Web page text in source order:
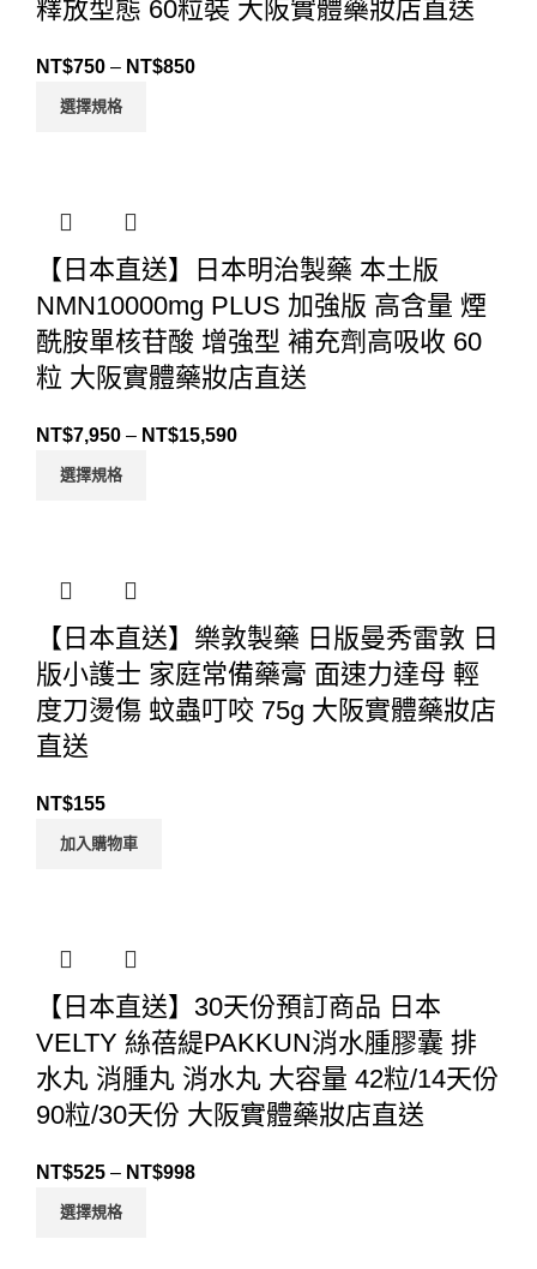
釋放型態 60粒裝 大阪實體藥妝店直送
NT$750 – NT$850
選擇規格
【日本直送】日本明治製藥 本土版
NMN10000mg PLUS 加強版 高含量 煙
酰胺單核苷酸 增強型 補充劑高吸收 60
粒 大阪實體藥妝店直送
NT$7,950 – NT$15,590
選擇規格
【日本直送】樂敦製藥 日版曼秀雷敦 日
版小護士 家庭常備藥膏 面速力達母 輕
度刀燙傷 蚊蟲叮咬 75g 大阪實體藥妝店
直送
NT$155
加入購物車
【日本直送】30天份預訂商品 日本
VELTY 絲蓓緹PAKKUN消水腫膠囊 排
水丸 消腫丸 消水丸 大容量 42粒/14天份
90粒/30天份 大阪實體藥妝店直送
NT$525 – NT$998
選擇規格